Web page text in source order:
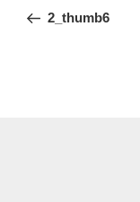
ナ
の
2_thumb6